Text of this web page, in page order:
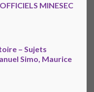
MINESEC
– Sujets
Simo, Maurice